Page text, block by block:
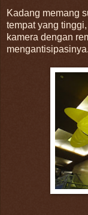
Kadang memang
tempat yang
kamera dengan
mengantisipasinya.